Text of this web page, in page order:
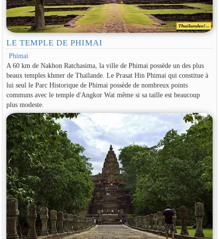
LE TEMPLE DE PHIMAI
Phimai
A 60 km de Nakhon Ratchasima, la ville de Phimai possède un des plus
beaux temples khmer de Thaïlande. Le Prasat Hin Phimai qui constitue à
lui seul le Parc Historique de Phimai possède de nombreux points
communs avec le temple d'Angkor Wat même si sa taille est beaucoup
plus modeste.